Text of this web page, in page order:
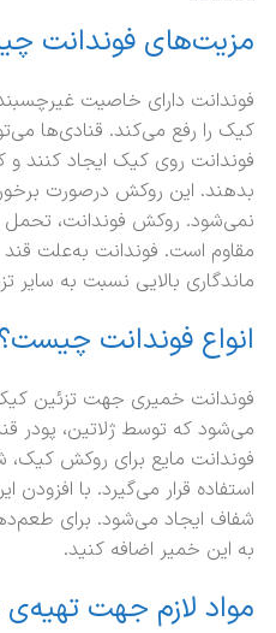
مزیت‌های فوندانت
فوندانت دارای خاصیت
کیک را رفع می‌کند. قنادی‌ها
فوندانت روی کیک ایجاد کنند
بدهند. این روکش درصورت
نمی‌شود. روکش فوندانت، تحمل
مقاوم است. فوندانت به‌علت قند
ماندگاری بالایی نسبت به سایر
انواع فوندانت چیست؟
فوندانت خمیری جهت تزئین
می‌شود که توسط ژلاتین، پودر
فوندانت مایع برای روکش کیک،
استفاده قرار می‌گیرد. با افزودن
شفاف ایجاد می‌شود. برای
به این خمیر اضافه کنید.
مواد لازم جهت